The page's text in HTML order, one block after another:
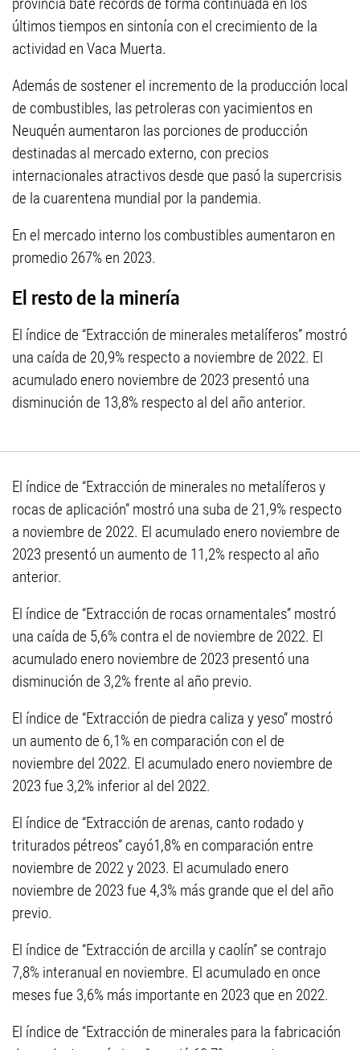
provincia bate récords de forma continuada en los
últimos tiempos en sintonía con el crecimiento de la
actividad en Vaca Muerta.
Además de sostener el incremento de la producción local
de combustibles, las petroleras con yacimientos en
Neuquén aumentaron las porciones de producción
destinadas al mercado externo, con precios
internacionales atractivos desde que pasó la supercrisis
de la cuarentena mundial por la pandemia.
En el mercado interno los combustibles aumentaron en
promedio 267% en 2023.
El resto de la minería
El índice de “Extracción de minerales metalíferos” mostró
una caída de 20,9% respecto a noviembre de 2022. El
acumulado enero noviembre de 2023 presentó una
disminución de 13,8% respecto al del año anterior.
El índice de “Extracción de minerales no metalíferos y
rocas de aplicación” mostró una suba de 21,9% respecto
a noviembre de 2022. El acumulado enero noviembre de
2023 presentó un aumento de 11,2% respecto al año
anterior.
El índice de “Extracción de rocas ornamentales” mostró
una caída de 5,6% contra el de noviembre de 2022. El
acumulado enero noviembre de 2023 presentó una
disminución de 3,2% frente al año previo.
El índice de “Extracción de piedra caliza y yeso” mostró
un aumento de 6,1% en comparación con el de
noviembre del 2022. El acumulado enero noviembre de
2023 fue 3,2% inferior al del 2022.
El índice de “Extracción de arenas, canto rodado y
triturados pétreos” cayó1,8% en comparación entre
noviembre de 2022 y 2023. El acumulado enero
noviembre de 2023 fue 4,3% más grande que el del año
previo.
El índice de “Extracción de arcilla y caolín” se contrajo
7,8% interanual en noviembre. El acumulado en once
meses fue 3,6% más importante en 2023 que en 2022.
El índice de “Extracción de minerales para la fabricación